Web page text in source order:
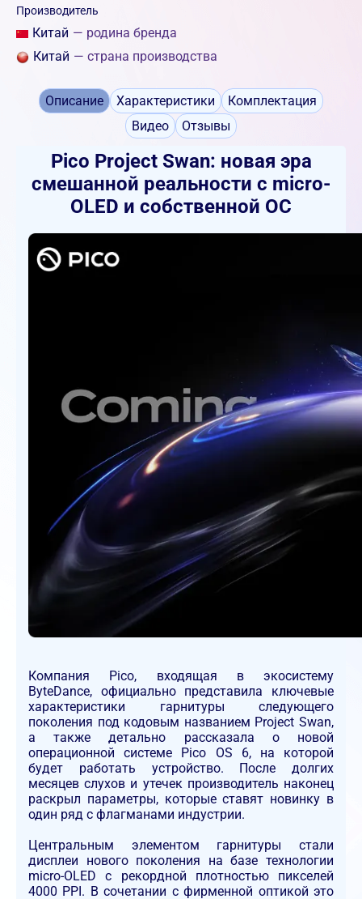
Производитель
Китай — родина бренда
Китай — страна производства
Описание Характеристики
Комплектация
Видео
Отзывы
Pico Project Swan: новая эра
смешанной реальности с micro-
OLED и собственной ОС
Компания Pico, входящая в экосистему
ByteDance, официально представила ключевые
характеристики гарнитуры следующего
поколения под кодовым названием Project Swan,
а также детально рассказала о новой
операционной системе Pico OS 6, на которой
будет работать устройство. После долгих
месяцев слухов и утечек производитель наконец
раскрыл параметры, которые ставят новинку в
один ряд с флагманами индустрии.
Центральным элементом гарнитуры стали
дисплеи нового поколения на базе технологии
micro-OLED с рекордной плотностью пикселей
4000 PPI. В сочетании с фирменной оптикой это